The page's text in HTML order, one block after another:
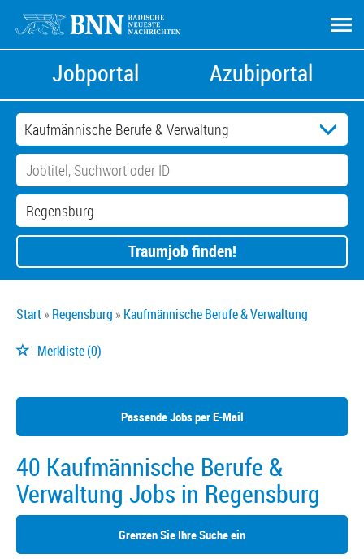
Jobportal Azubiportal
Traumjob finden!
Start Regensburg Kaufmännische Berufe & Verwaltung
Merkliste(0)
Passende Jobs per E-Mail
40 Kaufmännische Berufe &
Verwaltung Jobs in Regensburg
Grenzen Sie Ihre Suche ein